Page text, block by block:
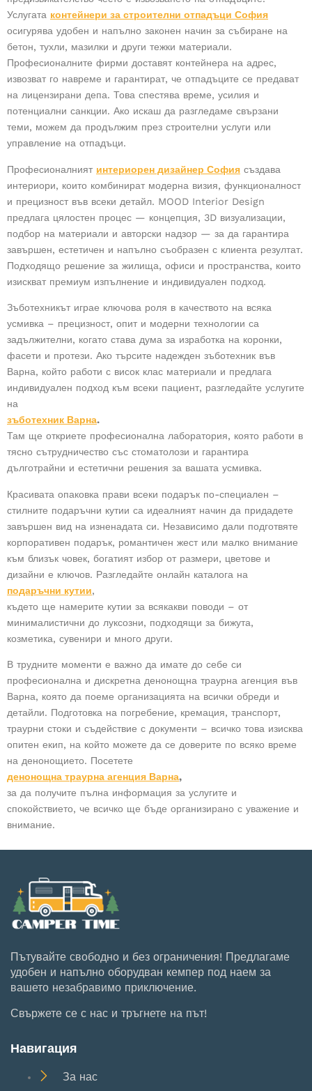
Услугата контейнери за строителни отпадъци София
осигурява удобен и напълно законен начин за събиране на
бетон, тухли, мазилки и други тежки материали.
Професионалните фирми доставят контейнера на адрес,
извозват го навреме и гарантират, че отпадъците се предават
на лицензирани депа. Това спестява време, усилия и
потенциални санкции. Ако искаш да разгледаме свързани
теми, можем да продължим през строителни услуги или
управление на отпадъци.
Професионалният интериорен дизайнер София създава
интериори, които комбинират модерна визия, функционалност
и прецизност във всеки детайл. MOOD Interior Design
предлага цялостен процес — концепция, 3D визуализации,
подбор на материали и авторски надзор — за да гарантира
завършен, естетичен и напълно съобразен с клиента резултат.
Подходящо решение за жилища, офиси и пространства, които
изискват премиум изпълнение и индивидуален подход.
Зъботехникът играе ключова роля в качеството на всяка
усмивка – прецизност, опит и модерни технологии са
задължителни, когато става дума за изработка на коронки,
фасети и протези. Ако търсите надежден зъботехник във
Варна, който работи с висок клас материали и предлага
индивидуален подход към всеки пациент, разгледайте услугите
на
зъботехник Варна.
Там ще откриете професионална лаборатория, която работи в
тясно сътрудничество със стоматолози и гарантира
дълготрайни и естетични решения за вашата усмивка.
Красивата опаковка прави всеки подарък по-специален –
стилните подаръчни кутии са идеалният начин да придадете
завършен вид на изненадата си. Независимо дали подготвяте
корпоративен подарък, романтичен жест или малко внимание
към близък човек, богатият избор от размери, цветове и
дизайни е ключов. Разгледайте онлайн каталога на
подаръчни кутии,
където ще намерите кутии за всякакви поводи – от
минималистични до луксозни, подходящи за бижута,
козметика, сувенири и много други.
В трудните моменти е важно да имате до себе си
професионална и дискретна денонощна траурна агенция във
Варна, която да поеме организацията на всички обреди и
детайли. Подготовка на погребение, кремация, транспорт,
траурни стоки и съдействие с документи – всичко това изисква
опитен екип, на който можете да се доверите по всяко време
на денонощието. Посетете
денонощна траурна агенция Варна,
за да получите пълна информация за услугите и
спокойствието, че всичко ще бъде организирано с уважение и
внимание.
Пътувайте свободно и без ограничения! Предлагаме
удобен и напълно оборудван кемпер под наем за
вашето незабравимо приключение.
Свържете се с нас и тръгнете на път!
Навигация
За нас